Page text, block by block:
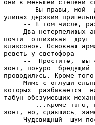
они в меньшей степени
-- Вы правы, мой
улицах дерзким
-- В том числе,
Два нетерпеливых
почти  отпихивая  друг
клаксонов. Основная
реветь у светофора.
--  Простите,  вы
зонт, понуро
проводились. Кроме
Мимо с
которых  разбивается
табун обезумевших
-- ...кроме того,
зонт, но, сдавшись,
Чудовищный  шум